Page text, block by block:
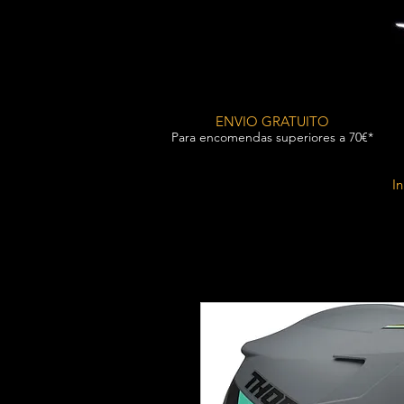
ENVIO GRATUITO
Para encomendas superiores a 70€*